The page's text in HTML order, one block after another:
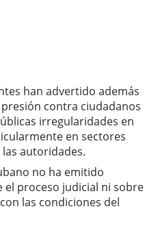
han advertido además
contra ciudadanos
irregularidades en
en sectores
autoridades.
no ha emitido
proceso judicial ni sobre
las condiciones del